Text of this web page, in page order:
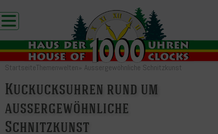
StartseiteThemenwelten» Aussergewöhnliche Schnitzkunst
Kuckucksuhren rund um
aussergewöhnliche
Schnitzkunst